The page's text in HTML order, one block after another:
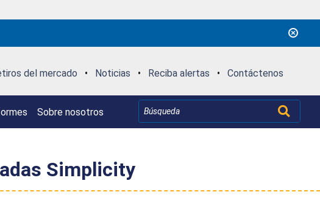
del mercado • Noticias • Reciba alertas • Contáctenos
Sobre nosotros
Simplicity